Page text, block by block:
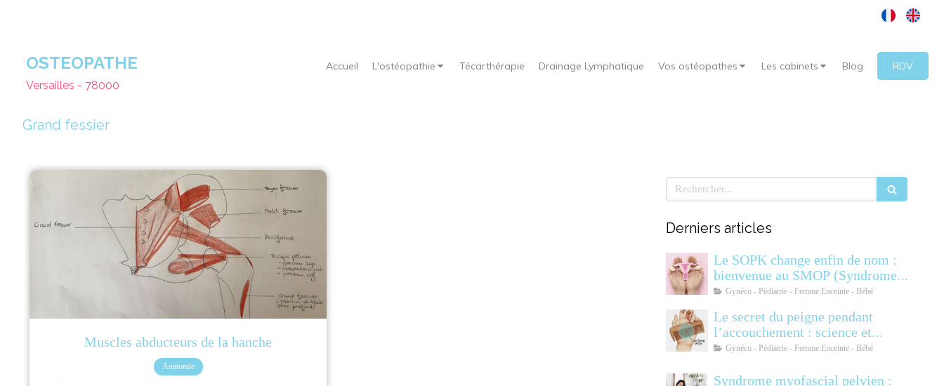
Accueil L'ostéopathie Técarthérapie Drainage Lymphatique Vos ostéopathes Les cabinets Blog RDV
OSTEOPATHE
Versailles - 78000
Grand fessier
Muscles abducteurs de la hanche
Anatomie
Rechercher
Derniers articles
Le SOPK change enfin de nom :
bienvenue au SMOP (Syndrome
Métabolique Ovarien
Gynéco - Pédiatrie - Femme Enceinte - Bébé
Le secret du peigne pendant
l’accouchement : science et
soulagement
Gynéco - Pédiatrie - Femme Enceinte - Bébé
Syndrome myofascial pelvien :